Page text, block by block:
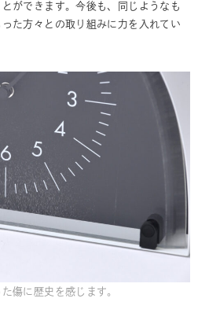
ができます。今後も、同じようなも
た方々との取り組みに力を入れてい
傷に歴史を感じます。